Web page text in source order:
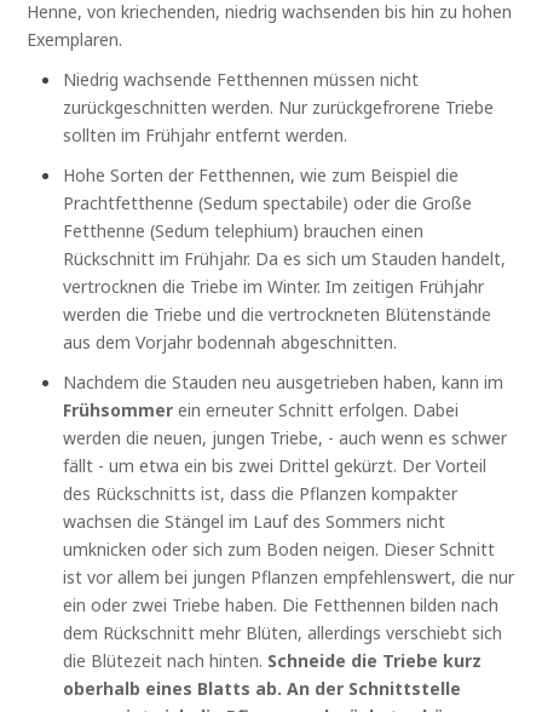
Henne, von kriechenden, niedrig wachsenden bis hin zu hohen
Exemplaren.
Niedrig wachsende Fetthennen müssen nicht
zurückgeschnitten werden. Nur zurückgefrorene Triebe
sollten im Frühjahr entfernt werden.
Hohe Sorten der Fetthennen, wie zum Beispiel die
Prachtfetthenne (Sedum spectabile) oder die Große
Fetthenne (Sedum telephium) brauchen einen
Rückschnitt im Frühjahr. Da es sich um Stauden handelt,
vertrocknen die Triebe im Winter. Im zeitigen Frühjahr
werden die Triebe und die vertrockneten Blütenstände
aus dem Vorjahr bodennah abgeschnitten.
Nachdem die Stauden neu ausgetrieben haben, kann im
Frühsommer ein erneuter Schnitt erfolgen. Dabei
werden die neuen, jungen Triebe, - auch wenn es schwer
fällt - um etwa ein bis zwei Drittel gekürzt. Der Vorteil
des Rückschnitts ist, dass die Pflanzen kompakter
wachsen die Stängel im Lauf des Sommers nicht
umknicken oder sich zum Boden neigen. Dieser Schnitt
ist vor allem bei jungen Pflanzen empfehlenswert, die nur
ein oder zwei Triebe haben. Die Fetthennen bilden nach
dem Rückschnitt mehr Blüten, allerdings verschiebt sich
die Blütezeit nach hinten. Schneide die Triebe kurz
oberhalb eines Blatts ab. An der Schnittstelle